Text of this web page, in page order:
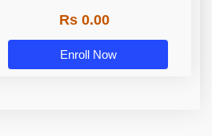
Rs 0.00
Enroll Now